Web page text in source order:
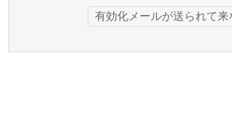
有効化メールが送られて来